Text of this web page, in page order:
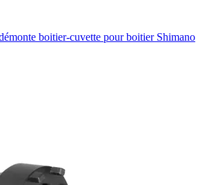
boitier-cuvette pour boitier Shimano